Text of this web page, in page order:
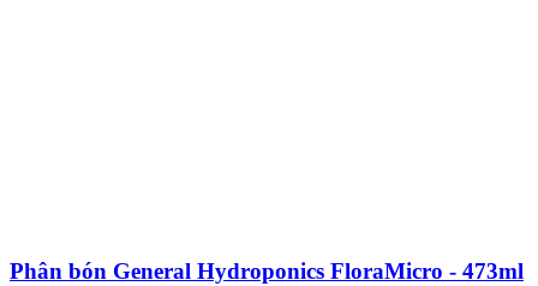
Phân bón General Hydroponics FloraMicro - 473ml